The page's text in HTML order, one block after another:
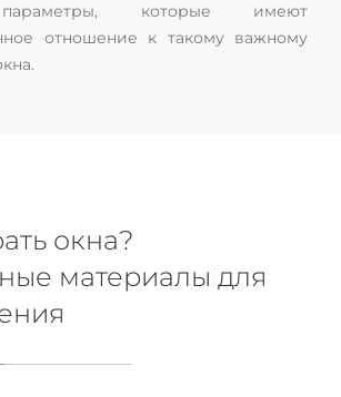
которые имеют
отношение к такому важному
окна?
материалы для